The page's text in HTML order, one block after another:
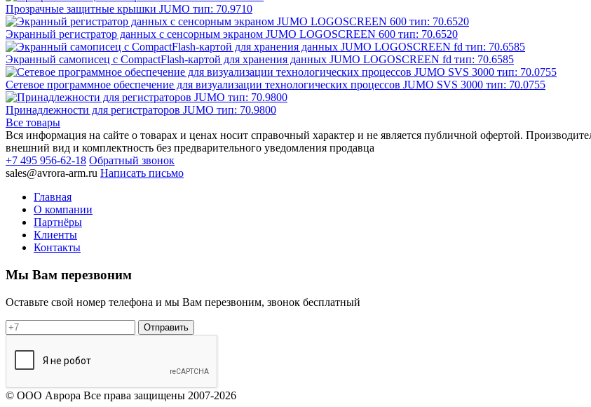
Прозрачные защитные крышки JUMO тип: 70.9710
Экранный регистратор данных с сенсорным экраном JUMO LOGOSCREEN 600 тип: 70.6520
Экранный самописец с CompactFlash-картой для хранения данных JUMO LOGOSCREEN fd тип: 70.6585
Сетевое программное обеспечение для визуализации технологических процессов JUMO SVS 3000 тип: 70.0755
Принадлежности для регистраторов JUMO тип: 70.9800
Все товары
Вся информация на сайте о товарах и ценах носит справочный характер и не является публичной офертой.
внешний вид и комплектность без предварительного уведомления продавца
+7 495 956-62-18 Обратный звонок
sales@avrora-arm.ru Написать письмо
Главная
О компании
Партнёры
Клиенты
Контакты
Мы Вам перезвоним
Оставьте свой номер телефона и мы Вам перезвоним, звонок бесплатный
Отправить
© OOO Аврора Все права защищены 2007-2026